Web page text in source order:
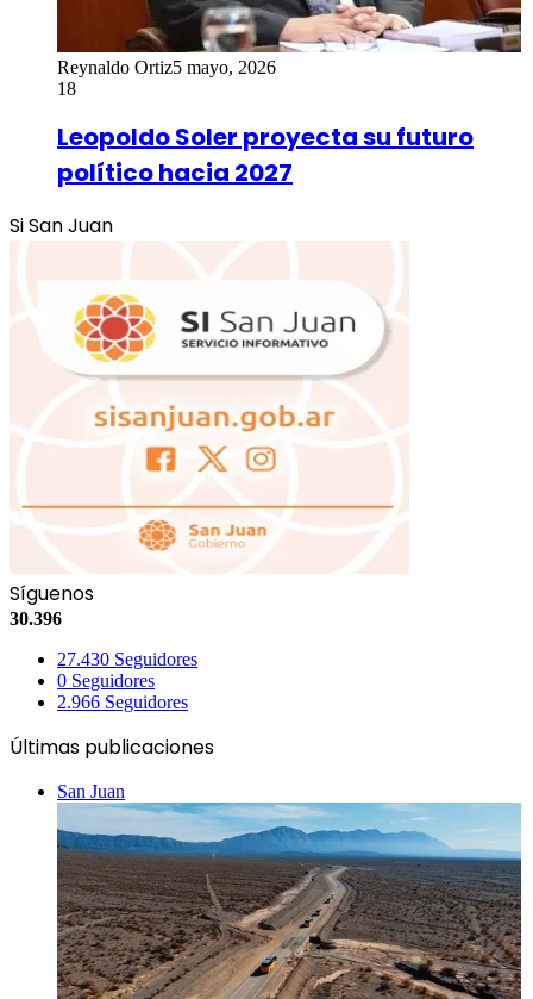
Reynaldo Ortiz5 mayo, 2026
18
Leopoldo Soler proyecta su futuro
político hacia 2027
Si San Juan
Síguenos
30.396
27.430 Seguidores
0 Seguidores
2.966 Seguidores
Últimas publicaciones
San Juan